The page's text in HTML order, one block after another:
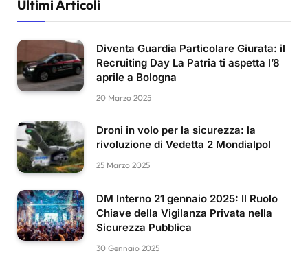
Ultimi Articoli
Diventa Guardia Particolare Giurata: il
Recruiting Day La Patria ti aspetta l’8
aprile a Bologna
20 Marzo 2025
Droni in volo per la sicurezza: la
rivoluzione di Vedetta 2 Mondialpol
25 Marzo 2025
DM Interno 21 gennaio 2025: Il Ruolo
Chiave della Vigilanza Privata nella
Sicurezza Pubblica
30 Gennaio 2025